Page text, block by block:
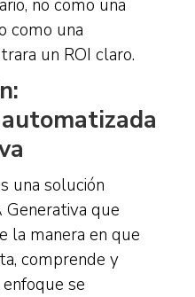
no como una
como una
un ROI claro.
una solución
Generativa que
la manera en que
comprende y
se